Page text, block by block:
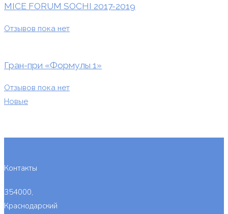
MICE FORUM SOCHI 2017-2019
Отзывов пока нет
Гран-при «Формулы 1»
Отзывов пока нет
Новые
Контакты
354000,
Краснодарский